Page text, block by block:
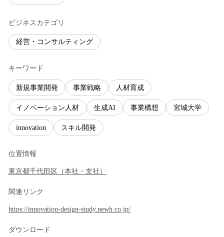
ビジネスカテゴリ
経営・コンサルティング
キーワード
新規事業開発 事業戦略 人材育成
イノベーション人材 生成AI 事業構想 宮城大学
innovation スキル開発
位置情報
東京都千代田区 （本社・支社 ）
関連リンク
https://innovation-design-study.newh.co.jp/
ダウンロード